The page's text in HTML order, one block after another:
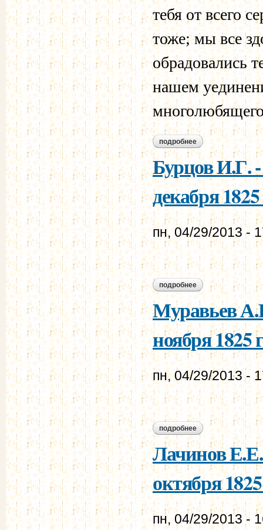
тебя от всего
тоже; мы все
обрадовались
нашем
многолюбящего
подробнее о муравьев м.н. -
Бурцов И.Г.
декабря 1825
пн, 04/29/2013 -
подробнее о бурцов и.г. -
Муравьев
ноября 1825
пн, 04/29/2013 -
подробнее о муравьев а.н. -
Лачинов
октября
пн, 04/29/2013 -